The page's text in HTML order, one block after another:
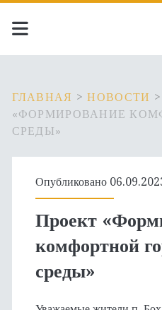
ГЛАВНАЯ >НОВОСТИ >
«ФОРМИРОВАНИЕ
СРЕДЫ»
Опубликовано
Проект
комфортной
среды»